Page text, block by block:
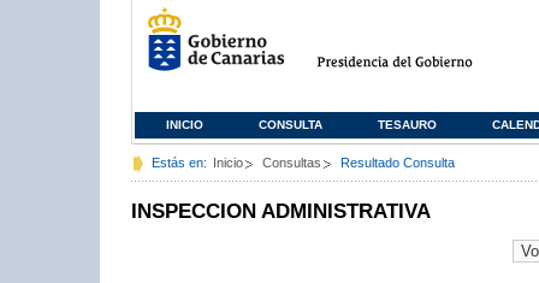
INICIO CONSULTA TESAURO
Estás en: Inicio Consultas Resultado Consulta
INSPECCION ADMINISTRATIVA